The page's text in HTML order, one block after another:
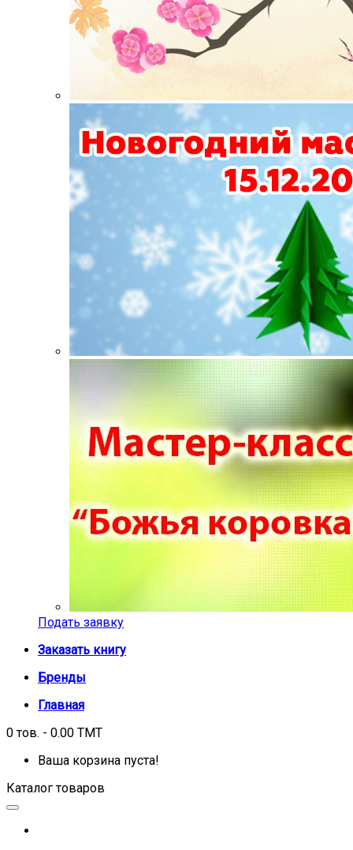
Подать заявку
Заказать книгу
Бренды
Главная
0 тов. - 0.00 TMT
Ваша корзина пуста!
Каталог товаров